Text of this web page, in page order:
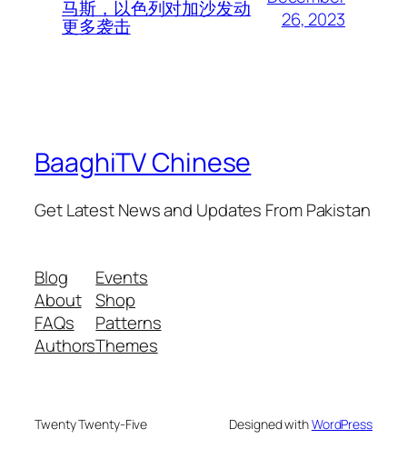
马斯，以色列对加沙发动
更多袭击
26, 2023
BaaghiTV Chinese
Get Latest News and Updates From Pakistan
Blog
About
FAQs
Authors
Events
Shop
Patterns
Themes
Twenty Twenty-Five Designed withWordPress